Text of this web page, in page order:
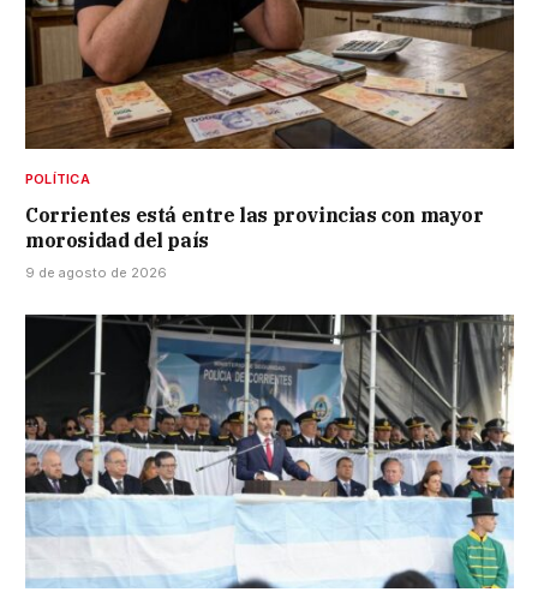
POLÍTICA
Corrientes está entre las provincias con mayor
morosidad del país
9 de agosto de 2026